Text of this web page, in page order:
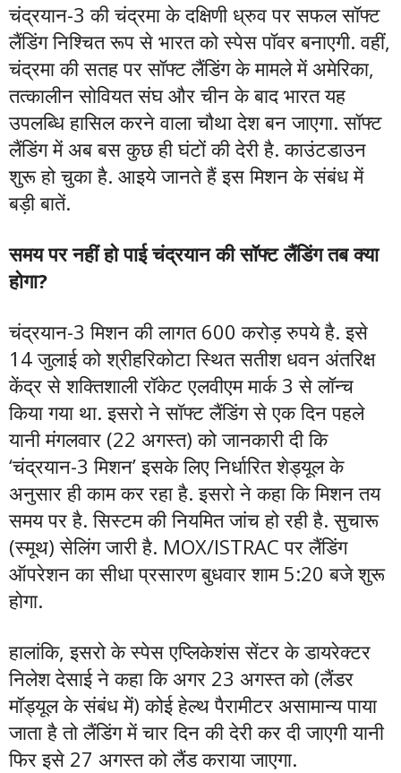
चंद्रयान-3 की चंद्रमा के दक्षिणी ध्रुव पर सफल सॉफ्ट
लैंडिंग निश्चित रूप से भारत को स्पेस पॉवर बनाएगी. वहीं,
चंद्रमा की सतह पर सॉफ्ट लैंडिंग के मामले में अमेरिका,
तत्कालीन सोवियत संघ और चीन के बाद भारत यह
उपलब्धि हासिल करने वाला चौथा देश बन जाएगा. सॉफ्ट
लैंडिंग में अब बस कुछ ही घंटों की देरी है. काउंटडाउन
शुरू हो चुका है. आइये जानते हैं इस मिशन के संबंध में
बड़ी बातें.
समय पर नहीं हो पाई चंद्रयान की सॉफ्ट लैंडिंग तब क्या
होगा?
चंद्रयान-3 मिशन की लागत 600 करोड़ रुपये है. इसे
14 जुलाई को श्रीहरिकोटा स्थित सतीश धवन अंतरिक्ष
केंद्र से शक्तिशाली रॉकेट एलवीएम मार्क 3 से लॉन्च
किया गया था. इसरो ने सॉफ्ट लैंडिंग से एक दिन पहले
यानी मंगलवार (22 अगस्त) को जानकारी दी कि
‘चंद्रयान-3 मिशन’ इसके लिए निर्धारित शेड्यूल के
अनुसार ही काम कर रहा है. इसरो ने कहा कि मिशन तय
समय पर है. सिस्टम की नियमित जांच हो रही है. सुचारू
(स्मूथ) सेलिंग जारी है. MOX/ISTRAC पर लैंडिंग
ऑपरेशन का सीधा प्रसारण बुधवार शाम 5:20 बजे शुरू
होगा.
हालांकि, इसरो के स्पेस एप्लिकेशंस सेंटर के डायरेक्टर
निलेश देसाई ने कहा कि अगर 23 अगस्त को (लैंडर
मॉड्यूल के संबंध में) कोई हेल्थ पैरामीटर असामान्य पाया
जाता है तो लैंडिंग में चार दिन की देरी कर दी जाएगी यानी
फिर इसे 27 अगस्त को लैंड कराया जाएगा.